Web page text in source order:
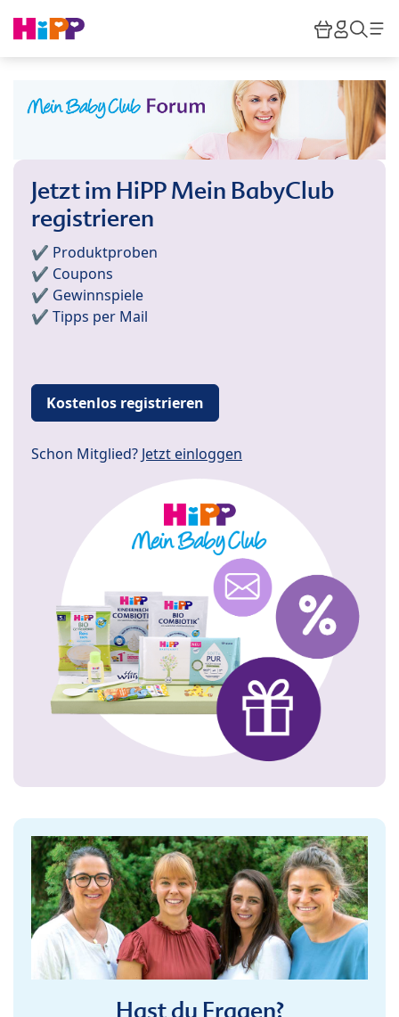
HiPP
Jetzt im HiPP Mein BabyClub
registrieren
✔️ Produktproben
✔️ Coupons
✔️ Gewinnspiele
✔️ Tipps per Mail
Kostenlos registrieren
Schon Mitglied? Jetzt einloggen
Hast du Fragen?